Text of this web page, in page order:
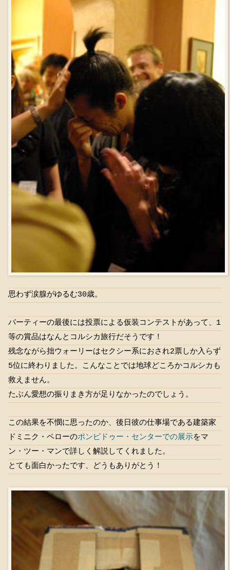
思わず涙腺がゆるむ30歳。
パーティーの最後には投票による仮装コンテストがあって、1
等の賞品はなんとコルシカ旅行だそうです！
残念ながら拙ウォーリーはセクシー系におされ2票しか入らず
5位に終わりました。こんなことでは地球どころかコルシカも
救えません。
たぶん愛想の振りまき方が足りなかったのでしょう。
この結果を不憫に思ったのか、後日彼の仕事場である建築家
ドミニク・ペローのポンピドゥー・センターでの展示をマ
ン・ツー・マンで詳しく解説してくれました。
とても面白かったです、どうもありがとう！